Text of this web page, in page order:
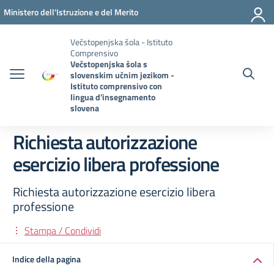
Vai ai contenuti
Vai al menu di navigazione
Vai al footer
Ministero dell'Istruzione e del Merito
Večstopenjska šola - Istituto
Comprensivo
Večstopenjska šola s
slovenskim učnim jezikom -
Istituto comprensivo con
lingua d'insegnamento
slovena
Richiesta autorizzazione
esercizio libera professione
Richiesta autorizzazione esercizio libera
professione
Stampa / Condividi
Indice della pagina